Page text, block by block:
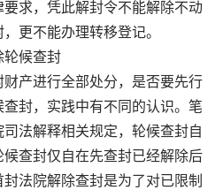
求，凭此解封令不能解除不动
更不能办理转移登记。
候查封
产进行全部处分，是否要先行
封，实践中有不同的认识。笔
法解释相关规定，轮候查封自
查封仅自在先查封已经解除后
法院解除查封是为了对已限制